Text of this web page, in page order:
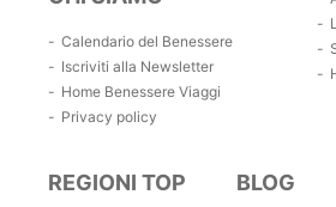
Calendario del Benessere
Iscriviti alla Newsletter
Home Benessere Viaggi
Privacy policy
REGIONI TOP BLOG